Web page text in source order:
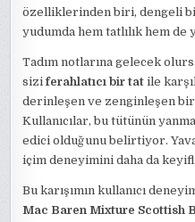
özelliklerinden biri, dengeli
yudumda hem tatlılık hem
Tadım notlarına gelecek
siziferahlatıcı bir tat ile
derinleşen ve zenginleşen bir
Kullanıcılar, bu tütünün
edici olduğunu belirtiyor.
içim deneyimini daha da
Bu karışımın kullanıcı
Mac Baren Mixture Scottish